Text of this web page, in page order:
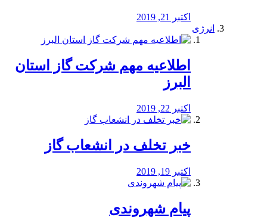
اکتبر 21, 2019
انرژی
️اطلاعیه مهم شرکت گاز استان
البرز
اکتبر 22, 2019
خبر تخلف در انشعاب گاز
اکتبر 19, 2019
پیام شهروندی